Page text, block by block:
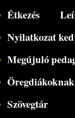
Étkezés
Nyilatkozat
Megújuló
Öregdiákoknak
Szövegtár